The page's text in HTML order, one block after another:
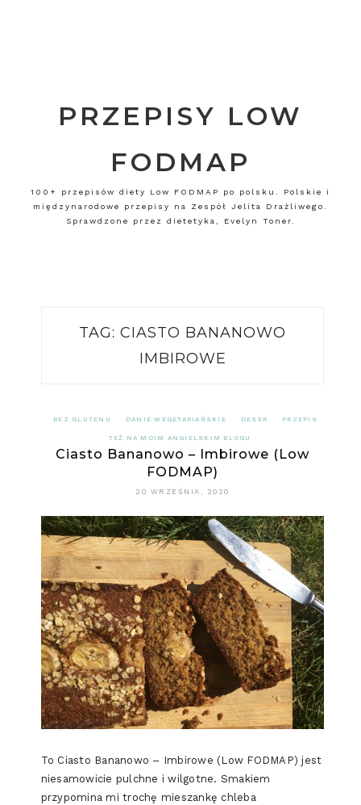
PRZEPISY LOW
FODMAP
100+ przepisów diety Low FODMAP po polsku. Polskie i
międzynarodowe przepisy na Zespół Jelita Drażliwego.
Sprawdzone przez dietetyka, Evelyn Toner.
TAG: CIASTO BANANOWO
IMBIROWE
BEZ GLUTENU DANIE WEGETARIAŃSKIE DESER PRZEPIS
TEŻ NA MOIM ANGIELSKIM BLOGU
Ciasto Bananowo – Imbirowe (Low
FODMAP)
20 WRZEŚNIA, 2020
To Ciasto Bananowo – Imbirowe (Low FODMAP) jest
niesamowicie pulchne i wilgotne. Smakiem
przypomina mi trochę mieszankę chleba